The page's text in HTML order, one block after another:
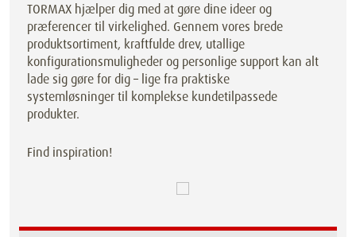
TORMAX hjælper dig med at gøre dine ideer og
præferencer til virkelighed. Gennem vores brede
produktsortiment, kraftfulde drev, utallige
konfigurationsmuligheder og personlige support kan alt
lade sig gøre for dig – lige fra praktiske
systemløsninger til komplekse kundetilpassede
produkter.
Find inspiration!